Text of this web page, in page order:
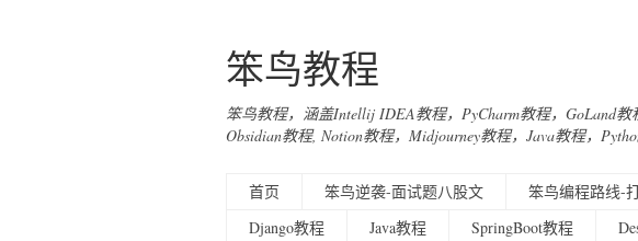
笨鸟教程
笨鸟教程，涵盖Intellij IDEA教程，PyCharm教程，GoLand教
Obsidian教程, Notion教程，Midjourney教程，Java教程，
首页 笨鸟逆袭-面试题八股文 笨鸟编程路线-
Django教程
Java教程 SpringBoot教程